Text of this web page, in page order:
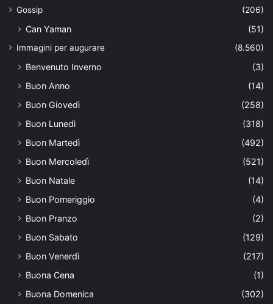
Gossip
(206)
Can Yaman (51)
Immagini per augurare (8.560)
Benvenuto Inverno
(3)
Buon Anno
(14)
Buon Giovedì
(258)
Buon Lunedì
(318)
Buon Martedì
(492)
Buon Mercoledì
(521)
Buon Natale
(14)
Buon Pomeriggio
(4)
Buon Pranzo
(2)
Buon Sabato
(129)
Buon Venerdì
(217)
Buona Cena
(1)
Buona Domenica
(302)